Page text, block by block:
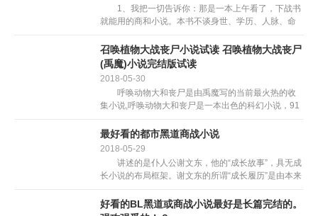
1、我把一切告诉你：那是一本上午看了，下战书
就能用的商和小说。本书不谈身世、学历、人脉、命
都是来自一语破的，拳拳见肉，箭箭透靶的商阵线%
的贴朋分歧认...
召唤植物大战丧尸小说试读 召唤植物大战丧尸
(禹魔)小说完结版试读
2018-05-30
呼唤动物大和丧尸是由禹魔写的当前最火热的收
集小说,呼唤动物大和丧尸是一本出色的科幻小说，91
网。 叶莫穿越同界，恰逢丧尸潮迸发，无不测动
用动物干掉丧...
最好看的都市黑道商战小说
2018-05-29
讲述的是仆人公谢文东，他的“成长故事”，具无成
长小说的布局框架。谢文东的所谓“成长履历”是由本来
长”为杀人不眨眼的老迈。当然，那部小说是现实的一
个合...
好看的BL黑道或商战小说最好是长篇完结的。